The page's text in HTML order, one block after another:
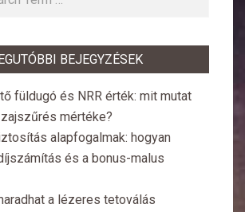
BEJEGYZÉSEK
füldugó és NRR érték: mit mutat
mértéke?
alapfogalmak: hogyan
és a bonus-malus
a lézeres tetoválás